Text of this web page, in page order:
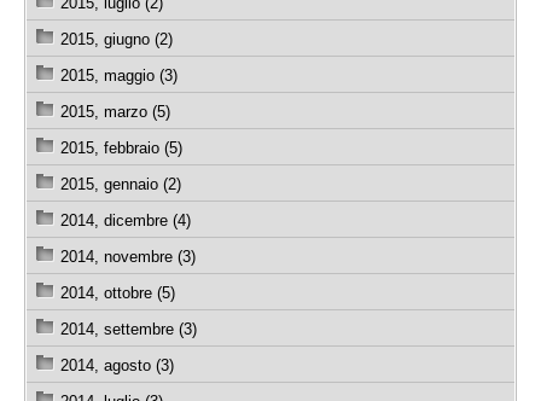
2015, giugno (2)
2015, maggio (3)
2015, marzo (5)
2015, febbraio (5)
2015, gennaio (2)
2014, dicembre (4)
2014, novembre (3)
2014, ottobre (5)
2014, settembre (3)
2014, agosto (3)